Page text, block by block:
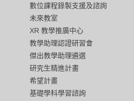
數位課程錄製支援及諮詢
未來教室
XR 教學推廣中心
教學助理認證研習會
傑出教學助理遴選
研究生精進計畫
希望計畫
基礎學科學習諮詢